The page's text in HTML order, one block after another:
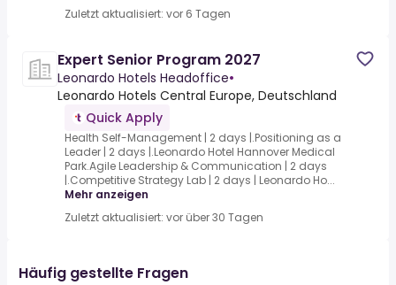
Zuletzt aktualisiert: vor 6 Tagen
Expert Senior Program 2027
Leonardo Hotels Headoffice•
Leonardo Hotels Central Europe, Deutschland
Quick Apply
Health Self-Management | 2 days |.Positioning as a
Leader | 2 days |.Leonardo Hotel Hannover Medical
Park.Agile Leadership & Communication | 2 days
|.Competitive Strategy Lab | 2 days | Leonardo Ho...
Mehr anzeigen
Zuletzt aktualisiert: vor über 30 Tagen
Häufig gestellte Fragen